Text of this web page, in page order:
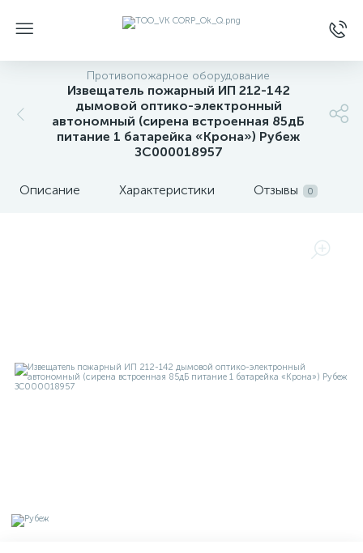
Противопожарное оборудование
Извещатель пожарный ИП 212-142
дымовой оптико-электронный
автономный (сирена встроенная 85дБ
питание 1 батарейка «Крона») Рубеж
ЗС000018957
Описание Характеристики Отзывы 0